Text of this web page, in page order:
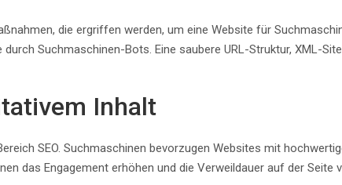
die ergriffen werden, um eine Website für
Suchmaschinen-Bots. Eine saubere URL-Struktur, XML-
Inhalt
SEO. Suchmaschinen bevorzugen Websites mit
das Engagement erhöhen und die Verweildauer auf der